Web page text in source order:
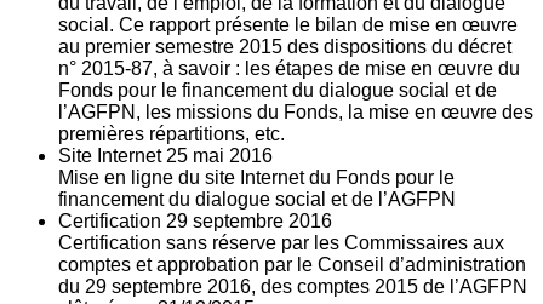
social. Ce rapport présente le bilan de mise en œuvre
au premier semestre 2015 des dispositions du décret
n° 2015-87, à savoir : les étapes de mise en œuvre du
Fonds pour le financement du dialogue social et de
l’AGFPN, les missions du Fonds, la mise en œuvre des
premières répartitions, etc.
Site Internet 25 mai 2016
Mise en ligne du site Internet du Fonds pour le
financement du dialogue social et de l’AGFPN
Certification 29 septembre 2016
Certification sans réserve par les Commissaires aux
comptes et approbation par le Conseil d’administration
du 29 septembre 2016, des comptes 2015 de l’AGFPN